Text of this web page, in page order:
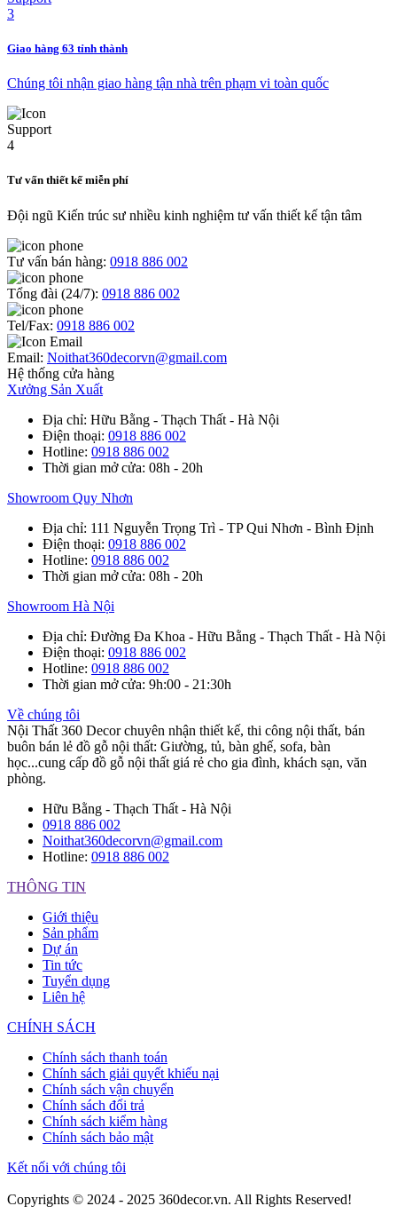
Giao hàng 63 tỉnh thành
Chúng tôi nhận giao hàng tận nhà trên phạm vi toàn quốc
Tư vấn thiết kế miễn phí
Đội ngũ Kiến trúc sư nhiều kinh nghiệm tư vấn thiết kế tận tâm
Tư vấn bán hàng: 0918 886 002
Tổng đài (24/7): 0918 886 002
Tel/Fax: 0918 886 002
Email: Noithat360decorvn@gmail.com
Hệ thống cửa hàng
Xưởng Sản Xuất
Địa chỉ: Hữu Bằng - Thạch Thất - Hà Nội
Điện thoại: 0918 886 002
Hotline: 0918 886 002
Thời gian mở cửa: 08h - 20h
Showroom Quy Nhơn
Địa chỉ: 111 Nguyễn Trọng Trì - TP Qui Nhơn - Bình Định
Điện thoại: 0918 886 002
Hotline: 0918 886 002
Thời gian mở cửa: 08h - 20h
Showroom Hà Nội
Địa chỉ: Đường Đa Khoa - Hữu Bằng - Thạch Thất - Hà Nội
Điện thoại: 0918 886 002
Hotline: 0918 886 002
Thời gian mở cửa: 9h:00 - 21:30h
Về chúng tôi
Nội Thất 360 Decor chuyên nhận thiết kế, thi công nội thất, bán
buôn bán lẻ đồ gỗ nội thất: Giường, tủ, bàn ghế, sofa, bàn
học...cung cấp đồ gỗ nội thất giá rẻ cho gia đình, khách sạn, văn
phòng.
Hữu Bằng - Thạch Thất - Hà Nội
0918 886 002
Noithat360decorvn@gmail.com
Hotline: 0918 886 002
THÔNG TIN
Giới thiệu
Sản phẩm
Dự án
Tin tức
Tuyển dụng
Liên hệ
CHÍNH SÁCH
Chính sách thanh toán
Chính sách giải quyết khiếu nại
Chính sách vận chuyển
Chính sách đổi trả
Chính sách kiểm hàng
Chính sách bảo mật
Kết nối với chúng tôi
Copyrights © 2024 - 2025 360decor.vn. All Rights Reserved!